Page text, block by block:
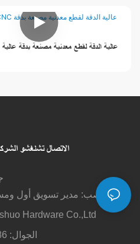
خدمات طحن CNC عالية الدقة لقطع معدنية مصنعة بدقة عالية
الاتصال تشنغشو
المنصب: مدير تسويق أول
Hardware Co.,Ltd
الجوال: 0086-18024487090